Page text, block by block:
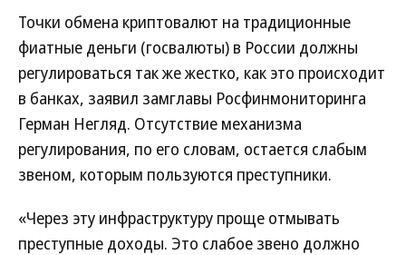
Точки обмена криптовалют на традиционные
фиатные деньги (госвалюты) в России должны
регулироваться так же жестко, как это происходит
в банках, заявил замглавы Росфинмониторинга
Герман Негляд. Отсутствие механизма
регулирования, по его словам, остается слабым
звеном, которым пользуются преступники.
«Через эту инфраструктуру проще отмывать
преступные доходы. Это слабое звено должно